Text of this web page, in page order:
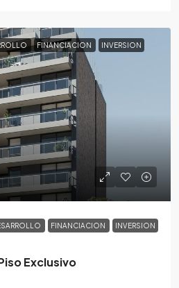
FINANCIACION INVERSION
FINANCIACION INVERSION
Exclusivo